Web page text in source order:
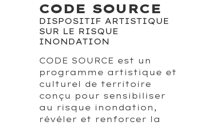
CODE SOURCE
DISPOSITIF ARTISTIQUE
SUR LE RISQUE
INONDATION
CODE SOURCE est un
programme artistique et
culturel de territoire
conçu pour sensibiliser
au risque inondation,
révéler et renforcer la